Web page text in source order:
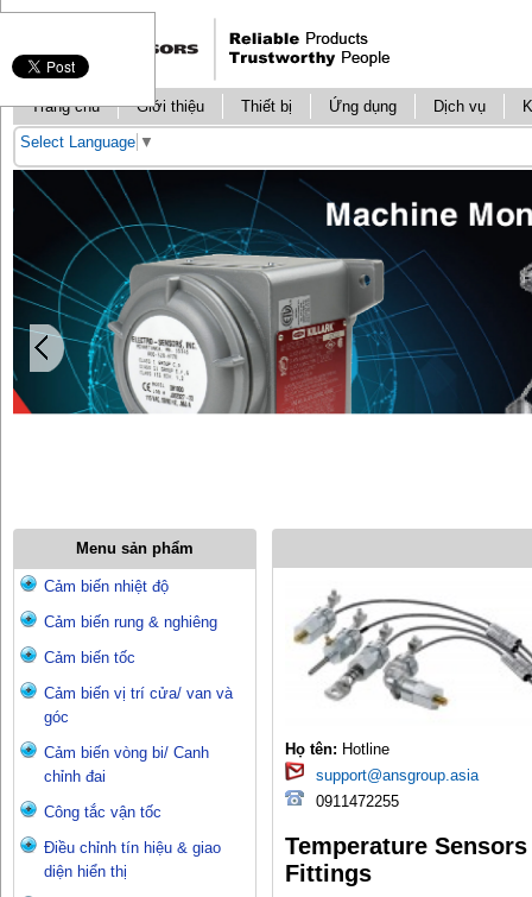
Trang chủ Giới thiệu Thiết bị Ứng dụng Dịch vụ
Select Language ▼
Menu sản phẩm
Cảm biến nhiệt độ
Cảm biến rung & nghiêng
Cảm biến tốc
Cảm biến vị trí cửa/ van và
góc
Cảm biến vòng bi/ Canh
chỉnh đai
Công tắc vận tốc
Điều chỉnh tín hiệu & giao
diện hiển thị
Họ tên: Hotline
support@ansgroup.asia
0911472255
Temperature
Fittings